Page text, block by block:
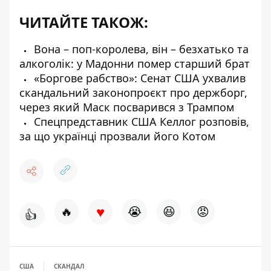
ЧИТАЙТЕ ТАКОЖ:
Вона – поп-королева, він – безхатько та
алкоголік: у Мадонни помер старший брат
«Боргове рабство»: Сенат США ухвалив
скандальний законопроєкт про держборг,
через який Маск посварився з Трампом
Спецпредставник США Келлог розповів,
за що українці прозвали його Котом
👍 🔥 ♥ 😭 😆 😡
США СКАНДАЛ